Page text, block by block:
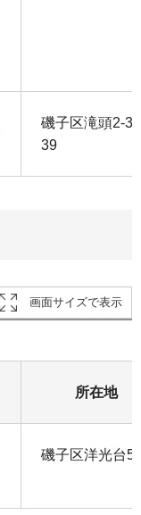
磯子区滝頭2-
39
画面サイズで表示
所在地
磯子区洋光台